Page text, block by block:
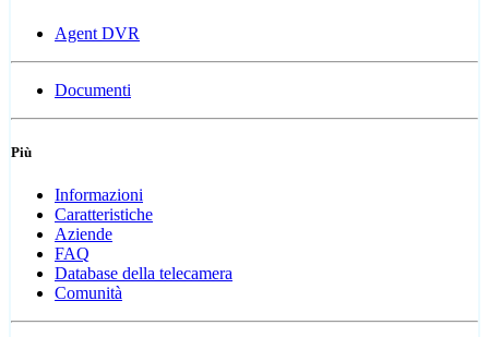
Agent DVR
Documenti
Più
Informazioni
Caratteristiche
Aziende
FAQ
Database della telecamera
Comunità